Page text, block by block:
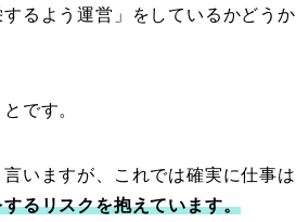
るよう運営」をしているかどうか
とです。
いますが、これでは確実に仕事は
るリスクを抱えています。